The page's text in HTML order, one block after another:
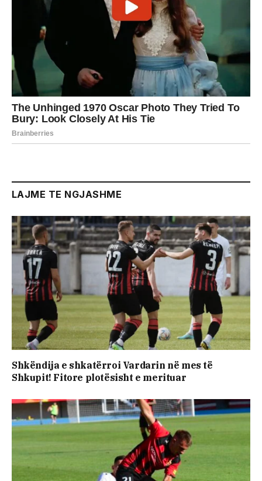
LAJME TE NGJASHME
Shkëndija e shkatërroi Vardarin në mes të
Shkupit! Fitore plotësisht e merituar